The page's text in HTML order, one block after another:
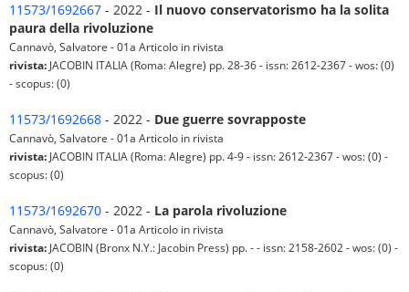
11573/1692667 - 2022 - Il nuovo conservatorismo ha la solita
paura della rivoluzione
Cannavò, Salvatore - 01a Articolo in rivista
rivista: JACOBIN ITALIA (Roma: Alegre) pp. 28-36 - issn: 2612-2367 - wos: (0)
- scopus: (0)
11573/1692668 - 2022 - Due guerre sovrapposte
Cannavò, Salvatore - 01a Articolo in rivista
rivista: JACOBIN ITALIA (Roma: Alegre) pp. 4-9 - issn: 2612-2367 - wos: (0) -
scopus: (0)
11573/1692670 - 2022 - La parola rivoluzione
Cannavò, Salvatore - 01a Articolo in rivista
rivista: JACOBIN (Bronx N.Y.: Jacobin Press) pp. - - issn: 2158-2602 - wos: (0) -
scopus: (0)